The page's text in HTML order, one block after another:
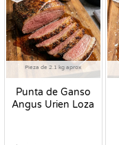
Pieza de 2.1 kg aprox
Punta de Ganso
Angus Urien Loza